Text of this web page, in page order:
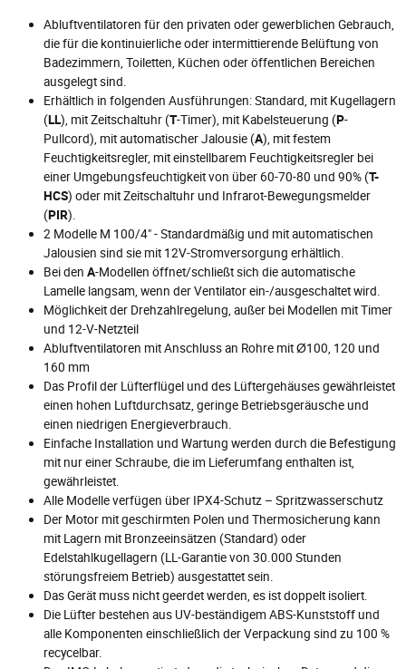
Abluftventilatoren für den privaten oder gewerblichen Gebrauch,
die für die kontinuierliche oder intermittierende Belüftung von
Badezimmern, Toiletten, Küchen oder öffentlichen Bereichen
ausgelegt sind.
Erhältlich in folgenden Ausführungen: Standard, mit Kugellagern
(LL), mit Zeitschaltuhr (T-Timer), mit Kabelsteuerung (P-
Pullcord), mit automatischer Jalousie (A), mit festem
Feuchtigkeitsregler, mit einstellbarem Feuchtigkeitsregler bei
einer Umgebungsfeuchtigkeit von über 60-70-80 und 90% (T-
HCS) oder mit Zeitschaltuhr und Infrarot-Bewegungsmelder
(PIR).
2 Modelle M 100/4" - Standardmäßig und mit automatischen
Jalousien sind sie mit 12V-Stromversorgung erhältlich.
Bei den A-Modellen öffnet/schließt sich die automatische
Lamelle langsam, wenn der Ventilator ein-/ausgeschaltet wird.
Möglichkeit der Drehzahlregelung, außer bei Modellen mit Timer
und 12-V-Netzteil
Abluftventilatoren mit Anschluss an Rohre mit Ø100, 120 und
160 mm
Das Profil der Lüfterflügel und des Lüftergehäuses gewährleistet
einen hohen Luftdurchsatz, geringe Betriebsgeräusche und
einen niedrigen Energieverbrauch.
Einfache Installation und Wartung werden durch die Befestigung
mit nur einer Schraube, die im Lieferumfang enthalten ist,
gewährleistet.
Alle Modelle verfügen über IPX4-Schutz – Spritzwasserschutz
Der Motor mit geschirmten Polen und Thermosicherung kann
mit Lagern mit Bronzeeinsätzen (Standard) oder
Edelstahlkugellagern (LL-Garantie von 30.000 Stunden
störungsfreiem Betrieb) ausgestattet sein.
Das Gerät muss nicht geerdet werden, es ist doppelt isoliert.
Die Lüfter bestehen aus UV-beständigem ABS-Kunststoff und
alle Komponenten einschließlich der Verpackung sind zu 100 %
recycelbar.